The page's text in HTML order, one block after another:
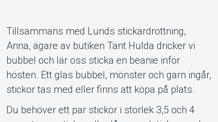
Support
Tillsammans med Lunds stickardrottning,
Anna, ägare av butiken Tant Hulda dricker vi
bubbel och lär oss sticka en beanie inför
hösten. Ett glas bubbel, mönster och garn ingår,
stickor tas med eller finns att köpa på plats.
Du behöver ett par stickor i storlek 3,5 och 4